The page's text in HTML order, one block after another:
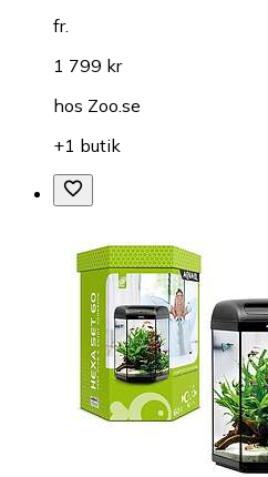
fr.
1 799 kr
hos Zoo.se
+1 butik